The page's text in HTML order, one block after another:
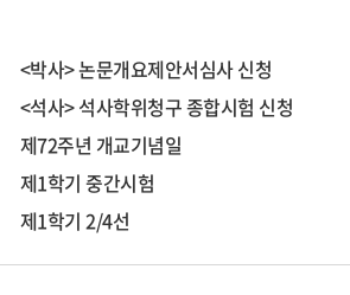
<박사> 논문개요제안서심사 신청
<석사> 석사학위청구 종합시험 신청
제72주년 개교기념일
제1학기 중간시험
제1학기 2/4선